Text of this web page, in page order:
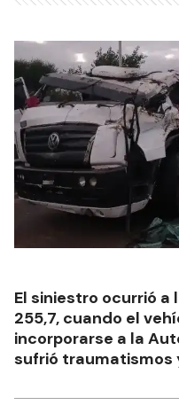
El siniestro ocurrió
255,7, cuando el
incorporarse a la
sufrió traumatismos